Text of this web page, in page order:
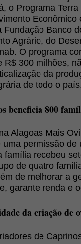
o Programa
Econômico
Fundação Banco
Agrário, do
O programa
R$ 300 milhões,
da
de todo o
beneficia 800
Alagoas Mais
permissão de
família recebeu
de quatro
de melhorar a
garante renda e
da criação de
de